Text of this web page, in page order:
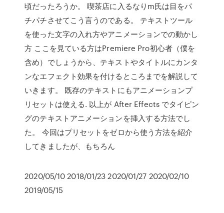
頃だったろうか。 喫茶店に入るなりm氏は目をパ
チパチさせてこう言うのである。 テキストツール
を使った文字の入れ方やアニメーションでの動かし
方 ここを見ている方はPremiere Pro初心者（僕を
含め）でしょうから、テキストやタイトルにカンタ
ンなエフェクト効果を付けるところまでを解説して
いきます。 既存のテキストにもアニメーションプ
リセットは使える. 以上が After Effects でタイピン
グのテキストアニメーションを挿入する方法でし
た。 今回はプリセットをゼロから使う方法を紹介
してきましたが、もちろん
2020/05/10 2018/01/23 2020/01/27 2020/02/10
2019/05/15